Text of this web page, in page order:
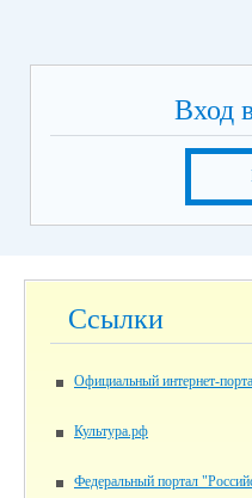
Вход
Ссылки
Официальный интернет-
Культура.рф
Федеральный портал